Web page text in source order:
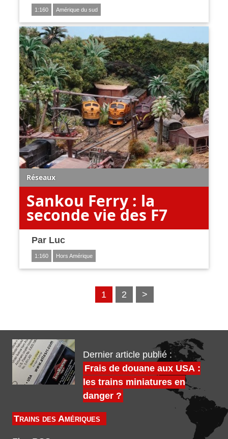
1:160 Amérique du sud
Réseaux
Sankou Ferry : la
seconde vie des F7
Par Luc
1:160 Hors Amérique
1 2 >
Dernier article publié :
Frais de douane aux USA :
les trains miniatures en
danger ?
Trains des Amériques